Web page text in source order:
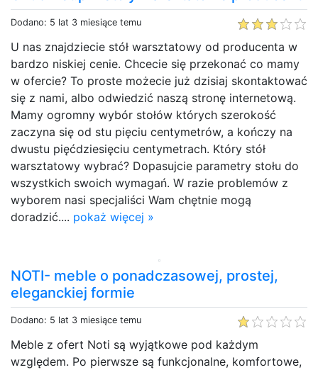
Dodano: 5 lat 3 miesiące temu
U nas znajdziecie stół warsztatowy od producenta w
bardzo niskiej cenie. Chcecie się przekonać co mamy
w ofercie? To proste możecie już dzisiaj skontaktować
się z nami, albo odwiedzić naszą stronę internetową.
Mamy ogromny wybór stołów których szerokość
zaczyna się od stu pięciu centymetrów, a kończy na
dwustu pięćdziesięciu centymetrach. Który stół
warsztatowy wybrać? Dopasujcie parametry stołu do
wszystkich swoich wymagań. W razie problemów z
wyborem nasi specjaliści Wam chętnie mogą
doradzić.... pokaż więcej »
NOTI- meble o ponadczasowej, prostej,
eleganckiej formie
Dodano: 5 lat 3 miesiące temu
Meble z ofert Noti są wyjątkowe pod każdym
względem. Po pierwsze są funkcjonalne, komfortowe,